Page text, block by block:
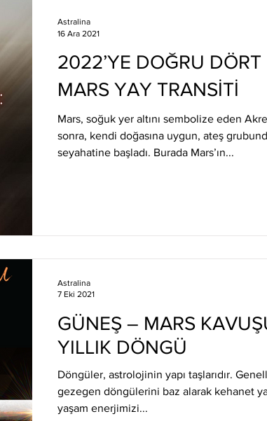
2022’YE DOĞRU DÖRT
MARS YAY TRANSİTİ
Mars, soğuk yer altını sembolize eden
sonra, kendi doğasına uygun, ateş
seyahatine başladı. Burada Mars’ın...
Astralina
16 Ara 2021
GÜNEŞ – MARS
YILLIK DÖNGÜ
Döngüler, astrolojinin yapı taşlarıdır.
gezegen döngülerini baz alarak kehanet
yaşam enerjimizi...
Astralina
7 Eki 2021